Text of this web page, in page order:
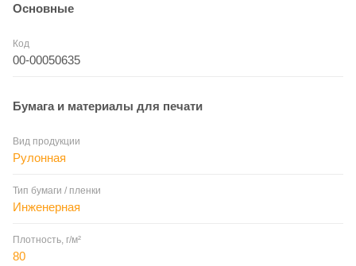
Основные
Код
00-00050635
Бумага и материалы для печати
Вид продукции
Рулонная
Тип бумаги / пленки
Инженерная
Плотность, г/м²
80